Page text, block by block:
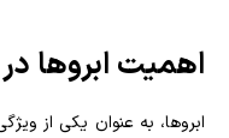
اهمیت ابروها
ابروها، به عنوان یکی از